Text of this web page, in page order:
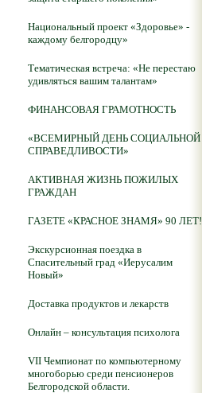
Национальный проект «Здоровье» -
каждому белгородцу»
Тематическая встреча: «Не перестаю
удивляться вашим талантам»
ФИНАНСОВАЯ ГРАМОТНОСТЬ
«ВСЕМИРНЫЙ ДЕНЬ СОЦИАЛЬНОЙ
СПРАВЕДЛИВОСТИ»
АКТИВНАЯ ЖИЗНЬ ПОЖИЛЫХ
ГРАЖДАН
ГАЗЕТЕ «КРАСНОЕ ЗНАМЯ» 90 ЛЕТ!
Экскурсионная поездка в
Спасительный град «Иерусалим
Новый»
Доставка продуктов и лекарств
Онлайн – консультация психолога
VII Чемпионат по компьютерному
многоборью среди пенсионеров
Белгородской области.